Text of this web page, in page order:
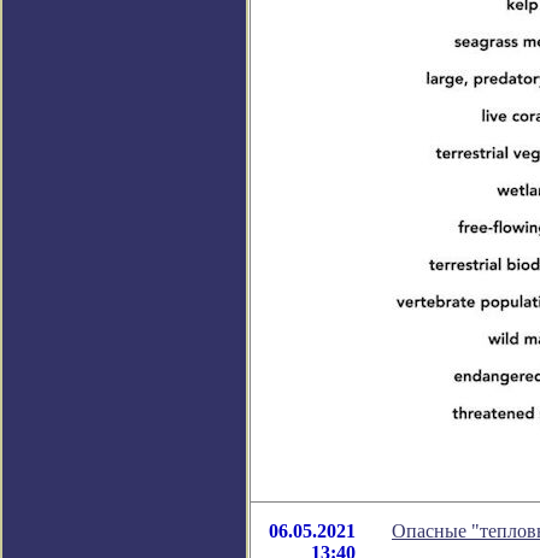
06.05.2021
13:40
Опасные